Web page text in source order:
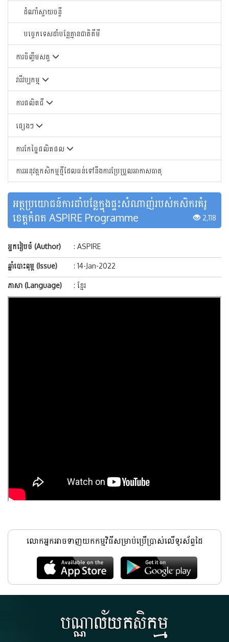
ដំណាំស្វាយចន្ទី
បច្ចេកទេសដាំបន្លែគ្មានជាតិគីមី
ការចិញ្ចឹមសត្វ
វារីវប្បកម្ម
ការផលិតជី
ផ្សេងៗ
ការកែច្នៃផលិតផល
ការអនុវត្តកសិកម្មថ្មីដែលធន់ទៅនឹងការប្រែប្រួលអាកាសធាតុ
អត្ថប្រយោជន៍ការដាំបន្លែក្នុងផ្ទះសំណាញ់របស់កសិករគំរូ
ខេត្តកំពត ASPIRE Programme
2,118
អ្នករៀបចំ (Author) : ASPIRE
ឆ្នាំបោះពុម្ព (Issue) : 14-Jan-2022
ភាសា (Language) : ខ្មែរ
លោកអ្នកអាចទាញយកកម្មវិធីសម្រាប់ប្រើប្រាស់លើទូរស័ព្ទដៃ